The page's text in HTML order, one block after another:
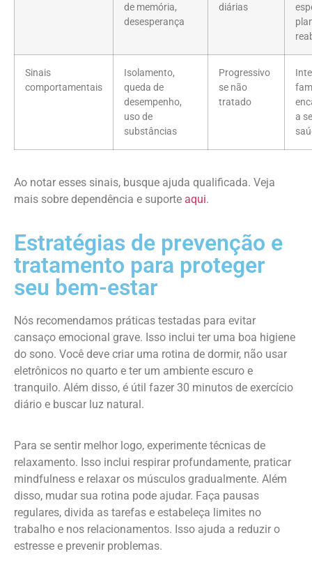
de memória,
desesperança
diárias
Sinais
comportamentais
Isolamento,
queda de
desempenho,
uso de
substâncias
Progressivo
se não
tratado
a
Ao notar esses sinais, busque ajuda qualificada. Veja
mais sobre dependência e suporte aqui.
Estratégias de prevenção e
tratamento para proteger
seu bem-estar
Nós recomendamos práticas testadas para evitar
cansaço emocional grave. Isso inclui ter uma boa higiene
do sono. Você deve criar uma rotina de dormir, não usar
eletrônicos no quarto e ter um ambiente escuro e
tranquilo. Além disso, é útil fazer 30 minutos de exercício
diário e buscar luz natural.
Para se sentir melhor logo, experimente técnicas de
relaxamento. Isso inclui respirar profundamente, praticar
mindfulness e relaxar os músculos gradualmente. Além
disso, mudar sua rotina pode ajudar. Faça pausas
regulares, divida as tarefas e estabeleça limites no
trabalho e nos relacionamentos. Isso ajuda a reduzir o
estresse e prevenir problemas.